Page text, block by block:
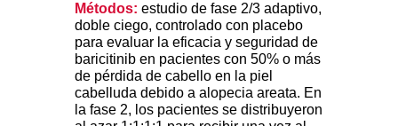
Métodos: estudio de fase 2/3 adaptivo,
doble ciego, controlado con placebo
para evaluar la eficacia y seguridad de
baricitinib en pacientes con 50% o más
de pérdida de cabello en la piel
cabelluda debido a alopecia areata. En
la fase 2, los pacientes se distribuyeron